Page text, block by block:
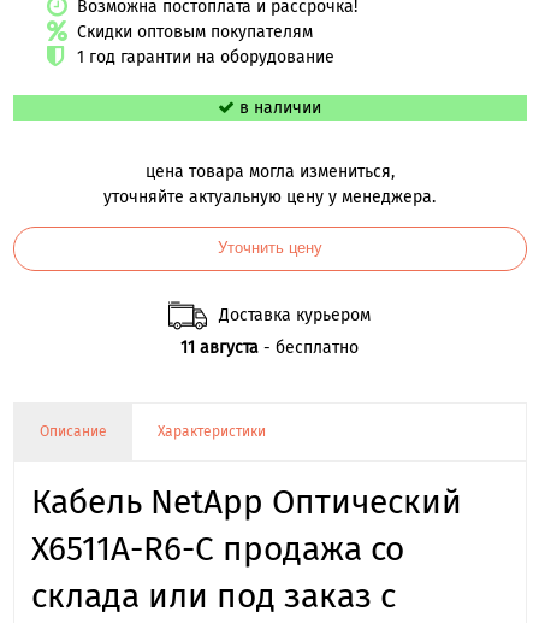
Возможна постоплата и рассрочка!
Скидки оптовым покупателям
1 год гарантии на оборудование
в наличии
цена товара могла измениться,
уточняйте актуальную цену у менеджера.
Уточнить цену
Доставка курьером
11 августа - бесплатно
Описание Характеристики
Кабель NetApp Оптический
X6511A-R6-C продажа со
склада или под заказ с